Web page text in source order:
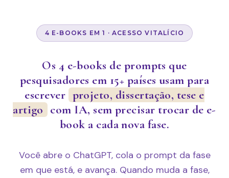
4 E-BOOKS EM 1 · ACESSO VITALÍCIO
Os 4 e-books de prompts que
pesquisadores em 15+ países usam para
escrever projeto, dissertação, tese e
artigo com IA, sem precisar trocar de e-
book a cada nova fase.
Você abre o ChatGPT, cola o prompt da fase
em que está, e avança. Quando muda a fase,